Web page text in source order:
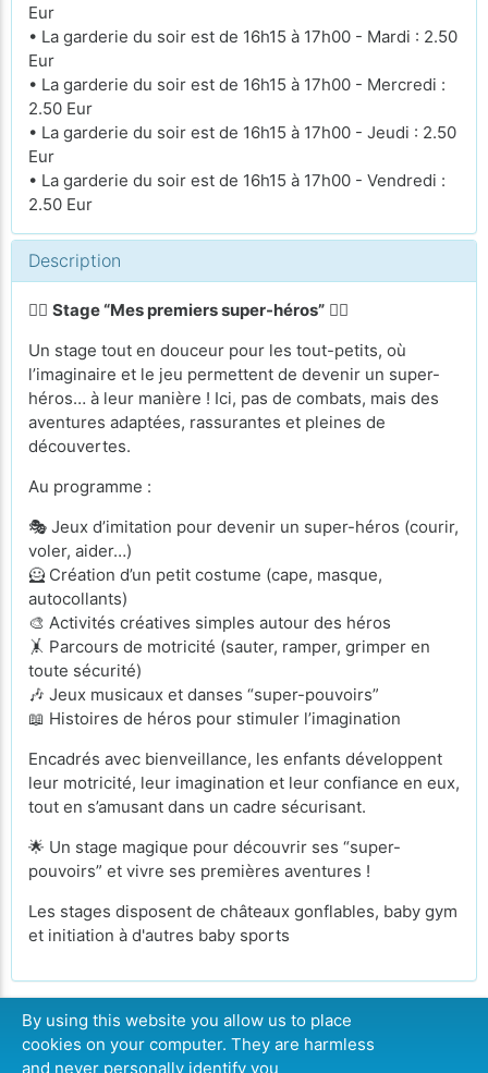
Eur
• La garderie du soir est de 16h15 à 17h00 - Mardi : 2.50
Eur
• La garderie du soir est de 16h15 à 17h00 - Mercredi :
2.50 Eur
• La garderie du soir est de 16h15 à 17h00 - Jeudi : 2.50
Eur
• La garderie du soir est de 16h15 à 17h00 - Vendredi :
2.50 Eur
Description
🦸‍♀️ Stage “Mes premiers super-héros” 🦸‍♂️
Un stage tout en douceur pour les tout-petits, où
l’imaginaire et le jeu permettent de devenir un super-
héros… à leur manière ! Ici, pas de combats, mais des
aventures adaptées, rassurantes et pleines de
découvertes.
Au programme :
🎭 Jeux d’imitation pour devenir un super-héros (courir,
voler, aider…)
🦸 Création d’un petit costume (cape, masque,
autocollants)
🎨 Activités créatives simples autour des héros
🤸 Parcours de motricité (sauter, ramper, grimper en
toute sécurité)
🎶 Jeux musicaux et danses “super-pouvoirs”
📖 Histoires de héros pour stimuler l’imagination
Encadrés avec bienveillance, les enfants développent
leur motricité, leur imagination et leur confiance en eux,
tout en s’amusant dans un cadre sécurisant.
🌟 Un stage magique pour découvrir ses “super-
pouvoirs” et vivre ses premières aventures !
Les stages disposent de châteaux gonflables, baby gym
et initiation à d'autres baby sports
CONTINUER
By using this website you allow us to place
cookies on your computer. They are harmless
and never personally identify you